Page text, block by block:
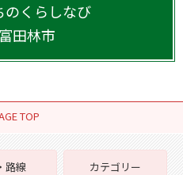
のくらしなび
富田林市
TOP
路線
カテゴリー